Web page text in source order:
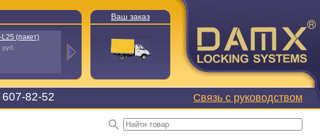
Ваш заказ
Связь с руководством
607-82-52